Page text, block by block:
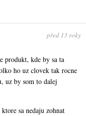
před 13 roky
produkt, kde by sa ta
ho uz clovek tak rocne
uz by som to dalej
sa nedaju zohnat